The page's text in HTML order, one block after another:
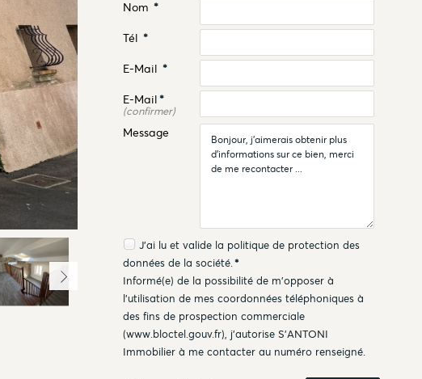
Nom *
Tél *
E-Mail *
E-Mail*
(confirmer)
Message
J'ai lu et valide la politique de protection des
données de la société.*
Informé(e) de la possibilité de m'opposer à
l'utilisation de mes coordonnées téléphoniques à
des fins de prospection commerciale
(www.bloctel.gouv.fr), j'autorise S'ANTONI
Immobilier à me contacter au numéro renseigné.